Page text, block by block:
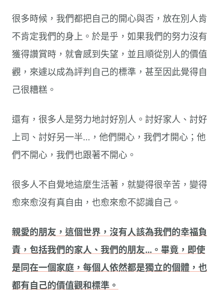
很多時候，我們都把自己的開心與否，放在別人肯
不肯定我們的身上。於是乎，如果我們的努力沒有
獲得讚賞時，就會感到失望，並且順從別人的價值
觀，來遽以成為評判自己的標準，甚至因此覺得自
己很糟糕。
還有，很多人是努力地討好別人。討好家人、討好
上司、討好另一半…，他們開心，我們才開心；他
們不開心，我們也跟著不開心。
很多人不自覺地這麼生活著，就變得很辛苦，變得
愈來愈沒有真自由，也愈來愈不認識自己。
親愛的朋友，這個世界，沒有人該為我們的幸福負
責，包括我們的家人、我們的朋友…。畢竟，即使
是同在一個家庭，每個人依然都是獨立的個體，也
都有自己的價值觀和標準。